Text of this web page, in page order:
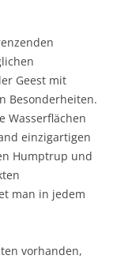
Geest mit
Besonderheiten.
Wasserflächen
einzigartigen
Humptrup und
man in jedem
vorhanden,